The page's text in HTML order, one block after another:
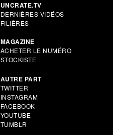
UNCRATE.TV
DERNIÈRES VIDÉOS
FILIÈRES
MAGAZINE
ACHETER LE NUMÉRO
STOCKISTE
AUTRE PART
TWITTER
INSTAGRAM
FACEBOOK
YOUTUBE
TUMBLR